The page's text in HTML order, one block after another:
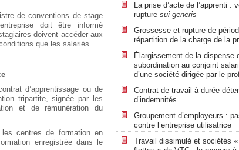
de conventions de stage
doit être informé
doivent accéder aux
que les salariés.
d’apprentissage ou de
tripartite, signée par les
et de rémunération du
centres de formation en
enregistrée dans le
La prise d’acte de l’apprenti :
rupture sui generis
Grossesse et rupture de
répartition de la charge de la
Élargissement de la dispense
subordination au conjoint
d’une société dirigée par le
Contrat de travail à durée
d’indemnités
Groupement d’employeurs :
contre l’entreprise utilisatrice
Travail dissimulé et sociétés